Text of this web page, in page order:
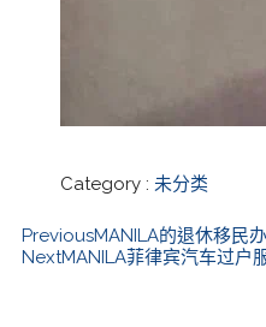
Category : 未分类
PreviousMANILA的退休移民
NextMANILA菲律宾汽车过户